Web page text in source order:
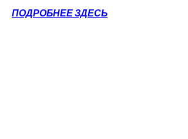
ПОДРОБНЕЕ ЗДЕСЬ